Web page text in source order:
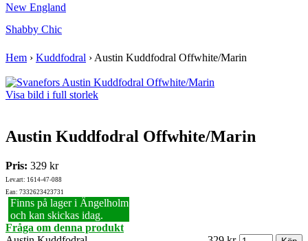
New England
Shabby Chic
Hem › Kuddfodral ›Austin Kuddfodral Offwhite/Marin
Visa bild i full storlek
Austin Kuddfodral Offwhite/Marin
Pris: 329 kr
Lev.art: 1614-47-088
Ean: 7332623423731
Finns på lager i Ängelholm
och kan skickas idag.
Fråga om denna produkt